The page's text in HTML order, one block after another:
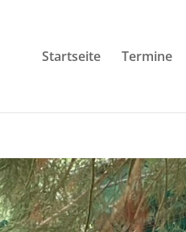
Startseite Termine